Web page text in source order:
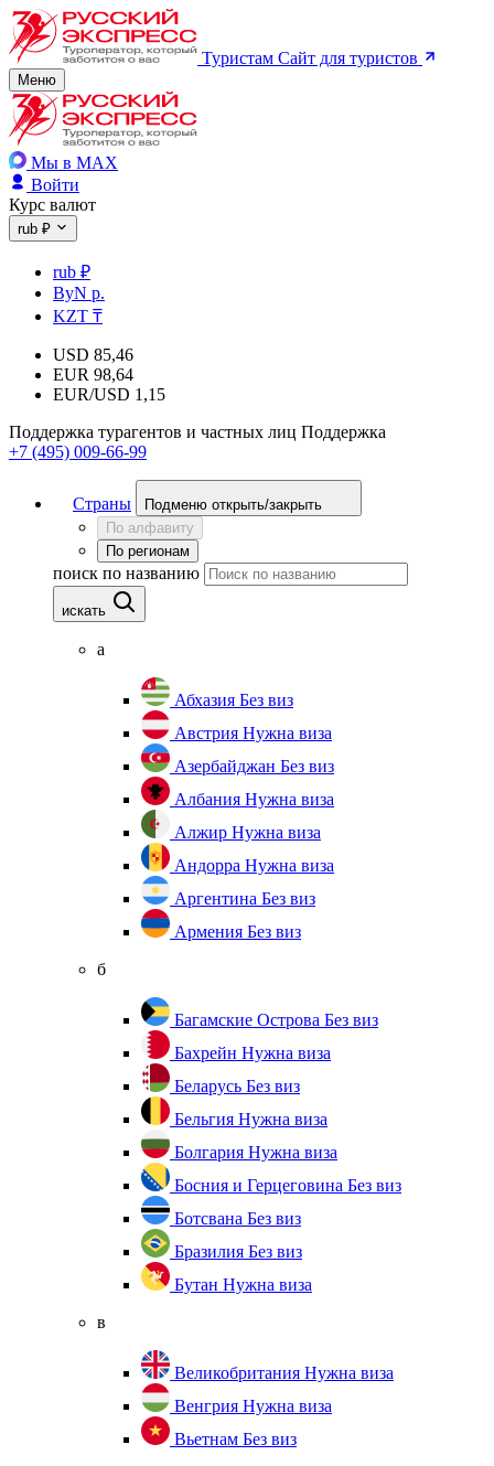
Туристам Сайт для туристов
Меню
Мы в MAX
Войти
Курс валют
rub ₽
rub ₽
ByN р.
KZT ₸
USD 85,46
EUR 98,64
EUR/USD 1,15
Поддержка турагентов и частных лиц Поддержка
+7 (495) 009-66-99
Страны
Подменю открыть/закрыть
По алфавиту
По регионам
поиск по названию
искать
а
Абхазия Без виз
Австрия Нужна виза
Азербайджан Без виз
Албания Нужна виза
Алжир Нужна виза
Андорра Нужна виза
Аргентина Без виз
Армения Без виз
б
Багамские Острова Без виз
Бахрейн Нужна виза
Беларусь Без виз
Бельгия Нужна виза
Болгария Нужна виза
Босния и Герцеговина Без виз
Ботсвана Без виз
Бразилия Без виз
Бутан Нужна виза
в
Великобритания Нужна виза
Венгрия Нужна виза
Вьетнам Без виз